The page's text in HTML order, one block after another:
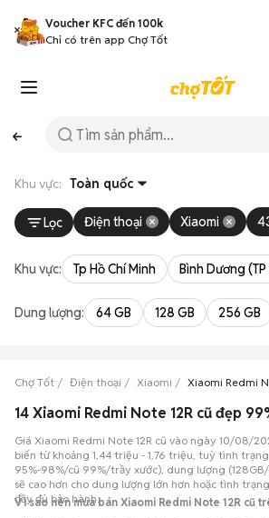
Voucher KFC đến 100k
Chỉ có trên app Chợ Tốt
Khu vực: Toàn quốc
Lọc Điện thoại Xiaomi
Khu vực: Tp Hồ Chí Minh Bình Dương
Dung lượng: 64 GB 128 GB 256 GB
Chợ Tốt Điện thoại Xiaomi Xiaomi Redmi
Giá Xiaomi Redmi Note 12R cũ vào ngày 10/08/
biến từ khoảng 1,44 triệu - 1,76 triệu, tuỳ tình
95%-98%/cũ 99%/trầy xước), dung lượng
sẽ cao hơn cho dung lượng lớn hơn hoặc tình
đầy đủ bảo hành.
Vì sao nên mua bán Xiaomi Redmi Note 12R cũ